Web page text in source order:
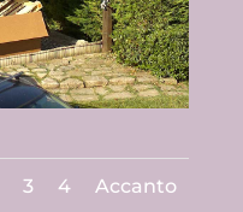
3 4 Accanto